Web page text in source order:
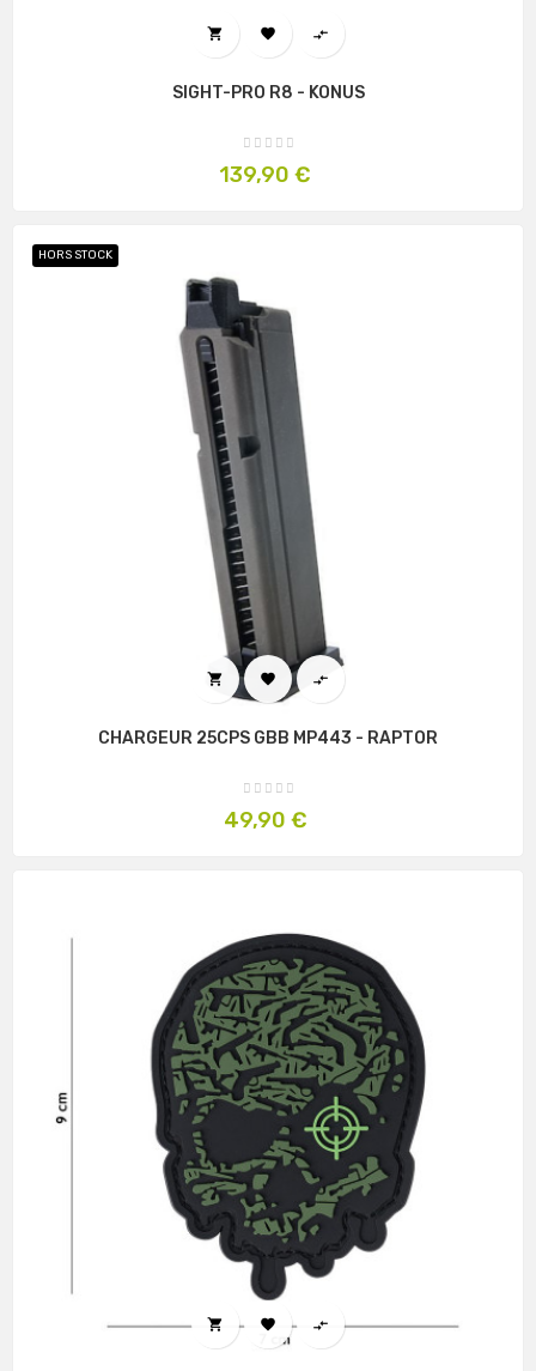
  
SIGHT-PRO R8 - KONUS
Prix
139,90 €
HORS STOCK
  
CHARGEUR 25CPS GBB MP443 - RAPTOR
Prix
49,90 €
  